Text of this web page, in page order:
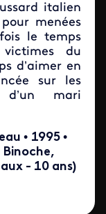
italien
menées
le temps
du
d’aimer en
sur les
mari
• 1995 •
- 10 ans)